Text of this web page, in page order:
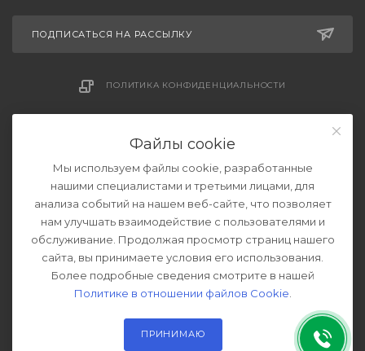
ПОДПИСАТЬСЯ НА РАССЫЛКУ
ПОЛИТИКА КОНФИДЕНЦИАЛЬНОСТИ
2026 © Ремонт и обслуживание котлов отопления.
Все права защищены.
Разработано в
Файлы cookie
Мы используем файлы cookie, разработанные
нашими специалистами и третьими лицами, для
анализа событий на нашем веб-сайте, что позволяет
нам улучшать взаимодействие с пользователями и
обслуживание. Продолжая просмотр страниц нашего
сайта, вы принимаете условия его использования.
Более подробные сведения смотрите в нашей
Политике в отношении файлов Cookie
ПРИНИМАЮ